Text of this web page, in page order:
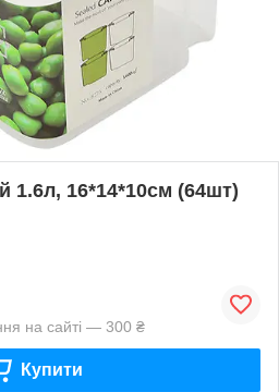
1.6л, 16*14*10см (64шт)
на сайті — 300 ₴
Купити